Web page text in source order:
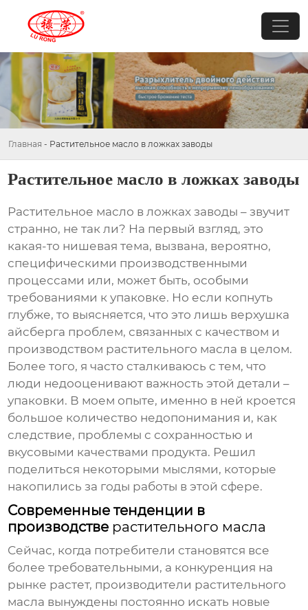
Главная - Растительное масло в ложках заводы
Растительное масло в ложках заводы
Растительное масло в ложках заводы – звучит
странно, не так ли? На первый взгляд, это
какая-то нишевая тема, вызвана, вероятно,
специфическими производственными
процессами или, может быть, особыми
требованиями к упаковке. Но если копнуть
глубже, то выясняется, что это лишь верхушка
айсберга проблем, связанных с качеством и
производством растительного масла в целом.
Более того, я часто сталкиваюсь с тем, что
люди недооценивают важность этой детали –
упаковки. В моем опыте, именно в ней кроется
большое количество недопонимания и, как
следствие, проблемы с сохранностью и
вкусовыми качествами продукта. Решил
поделиться некоторыми мыслями, которые
накопились за годы работы в этой сфере.
Современные тенденции в
производстве растительного масла
Сейчас, когда потребители становятся все
более требовательными, а конкуренция на
рынке растет, производители растительного
масла вынуждены постоянно искать новые